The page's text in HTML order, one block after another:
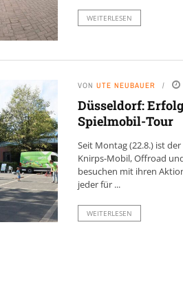
WEITERLESEN
VON UTE NEUBAUER
Düsseldorf:
Spielmobil-Tour
Seit Montag (22.8.) ist
Knirps-Mobil, Offroad
besuchen mit ihren
jeder für ...
WEITERLESEN